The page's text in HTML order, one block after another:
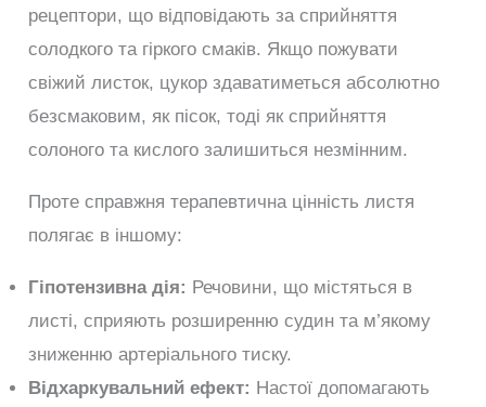
рецептори, що відповідають за сприйняття
солодкого та гіркого смаків. Якщо пожувати
свіжий листок, цукор здаватиметься абсолютно
безсмаковим, як пісок, тоді як сприйняття
солоного та кислого залишиться незмінним.
Проте справжня терапевтична цінність листя
полягає в іншому:
Гіпотензивна дія: Речовини, що містяться в
листі, сприяють розширенню судин та м’якому
зниженню артеріального тиску.
Відхаркувальний ефект: Настої допомагають